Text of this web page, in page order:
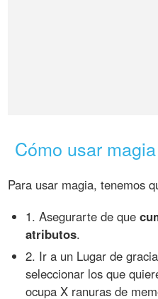
Cómo usar magia
Para usar magia, tenemos
1. Asegurarte de que
atributos.
2. Ir a un Lugar de
seleccionar los que
ocupa X ranuras de